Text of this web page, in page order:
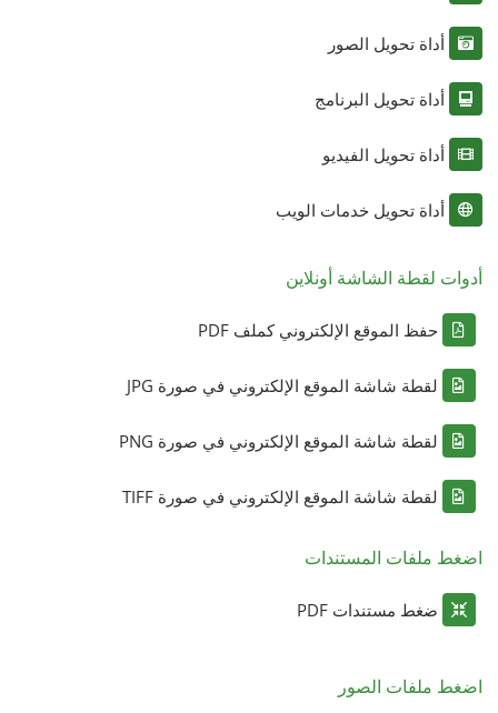
أداة تحويل الصور
أداة تحويل البرنامج
أداة تحويل الفيديو
أداة تحويل خدمات الويب
أدوات لقطة الشاشة أونلاين
حفظ الموقع الإلكتروني كملف PDF
لقطة شاشة الموقع الإلكتروني في صورة JPG
لقطة شاشة الموقع الإلكتروني في صورة PNG
لقطة شاشة الموقع الإلكتروني في صورة TIFF
اضغط ملفات المستندات
ضغط مستندات PDF
اضغط ملفات الصور